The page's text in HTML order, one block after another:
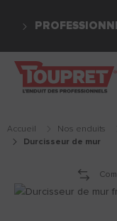
Accueil Nos enduits
durcisseur de mur